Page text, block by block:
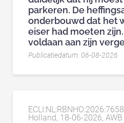
parkeren. De
onderbouwd dat het
eiser had moeten
voldaan aan zijn
Publicatiedatum: 06-08-2026
Holland, 18-06-2026,